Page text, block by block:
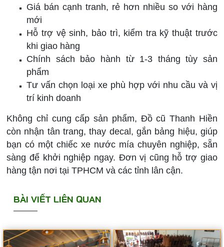
Giá bán cạnh tranh, rẻ hơn nhiều so với hàng
mới
Hỗ trợ vệ sinh, bảo trì, kiểm tra kỹ thuật trước
khi giao hàng
Chính sách bảo hành từ 1-3 tháng tùy sản
phẩm
Tư vấn chọn loại xe phù hợp với nhu cầu và vị
trí kinh doanh
Không chỉ cung cấp sản phẩm, Đồ cũ Thanh Hiền
còn nhận tân trang, thay decal, gắn bảng hiệu, giúp
bạn có một chiếc xe nước mía chuyên nghiệp, sẵn
sàng để khởi nghiệp ngay. Đơn vị cũng hỗ trợ giao
hàng tận nơi tại TPHCM và các tỉnh lân cận.
BÀI VIẾT LIÊN QUAN